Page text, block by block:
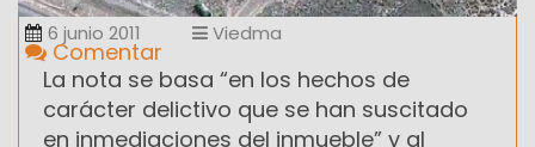
6 junio 2011 Viedma
Comentar
La nota se basa “en los hechos de
carácter delictivo que se han suscitado
en inmediaciones del inmueble” y al